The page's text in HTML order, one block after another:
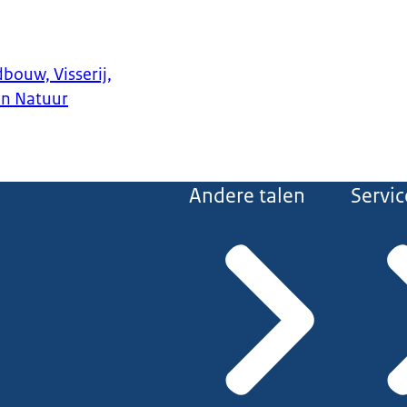
Visserij,
Natuur
Andere talen